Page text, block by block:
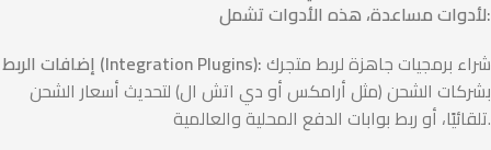
لأدوات مساعدة، هذه الأدوات تشمل:
إضافات الربط (Integration Plugins):
بشركات الشحن (مثل أرامكس أو دي اتش ال) لتحديث أسعار الشحن
تلقائيًا، أو ربط بوابات الدفع المحلية والعالمية.